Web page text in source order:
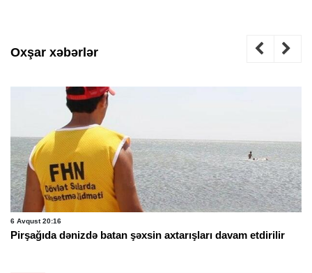
Oxşar xəbərlər
6 Avqust 20:16
Pirşağıda dənizdə batan şəxsin axtarışları davam etdirilir